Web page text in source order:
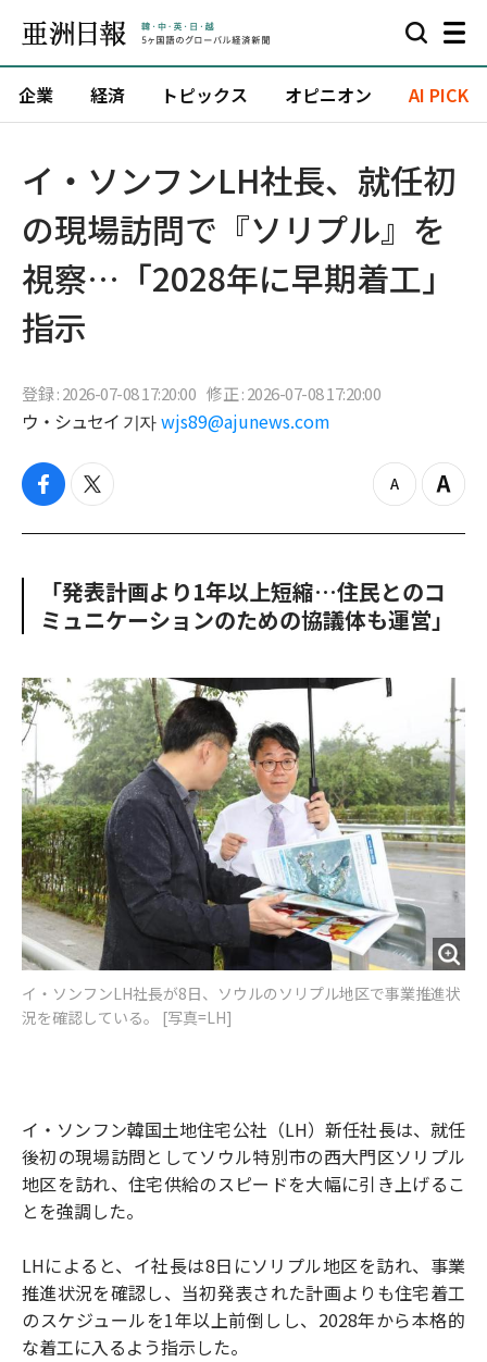
企業 経済 トピックス オピニオン AI PICK
イ・ソンフンLH社長、就任初
の現場訪問で『ソリプル』を
視察…「2028年に早期着工」
指示
登録 : 2026-07-08 17:20:00 修正 : 2026-07-08 17:20:00
ウ・シュセイ 기자 wjs89@ajunews.com
f
c
o
t
i
t
e
r
z
o
u
t
Z
o
n
「発表計画より1年以上短縮…住民とのコ
ミュニケーションのための協議体も運営」
イ・ソンフンLH社長が8日、ソウルのソリプル地区で事業推進状
況を確認している。 [写真=LH]
イ・ソンフン韓国土地住宅公社（LH）新任社長は、就任
後初の現場訪問としてソウル特別市の西大門区ソリプル
地区を訪れ、住宅供給のスピードを大幅に引き上げるこ
とを強調した。
LHによると、イ社長は8日にソリプル地区を訪れ、事業
推進状況を確認し、当初発表された計画よりも住宅着工
のスケジュールを1年以上前倒しし、2028年から本格的
な着工に入るよう指示した。